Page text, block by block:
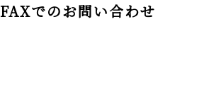
FAXでのお問い合わせ